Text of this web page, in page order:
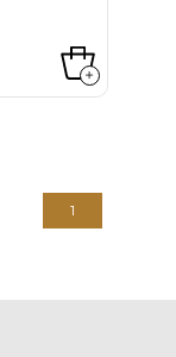
1